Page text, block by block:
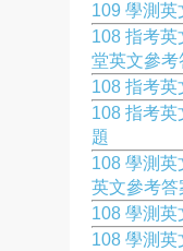
109 學測英
108 指考英
堂英文參考
108 指考英
108 指考
題
108 學測英
英文參考答
108 學測英
108 學測英